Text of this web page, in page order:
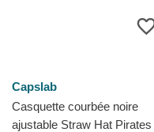
Capslab
Casquette courbée noire
ajustable Straw Hat Pirates